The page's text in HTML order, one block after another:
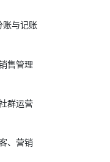
账与记账
售管理
群运营
、营销